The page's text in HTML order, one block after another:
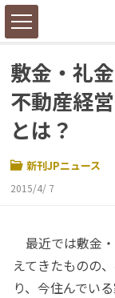
敷金・礼
不動産経
とは？
新刊JPニュース
2015/4/ 7
最近では敷金
えてきたものの
り、今住んでい